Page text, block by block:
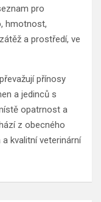
pro
hmotnost,
a prostředí, ve
přínosy
a jedinců s
opatrnost a
z obecného
kvalitní veterinární